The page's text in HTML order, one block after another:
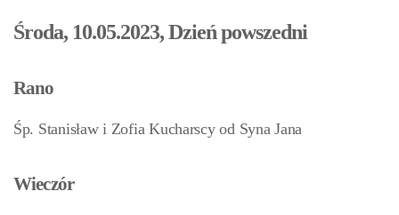
Środa, 10.05.2023, Dzień powszedni
Rano
Śp. Stanisław i Zofia Kucharscy od Syna Jana
Wieczór